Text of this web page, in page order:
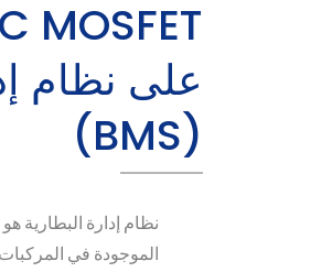
على نظام
(BMS)
نظام إدارة البطارية
الموجودة في